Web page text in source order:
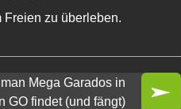
zu überleben.
Mega Garados in
GO findet (und fängt)